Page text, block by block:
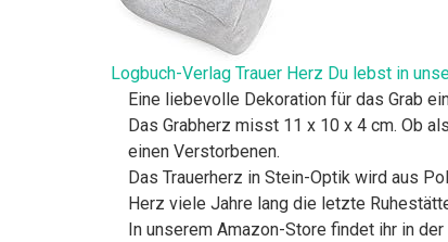
Logbuch-Verlag Trauer Herz Du lebst in
Eine liebevolle Dekoration für das Grab
Das Grabherz misst 11 x 10 x 4 cm. Ob
einen Verstorbenen.
Das Trauerherz in Stein-Optik wird aus
Herz viele Jahre lang die letzte
In unserem Amazon-Store findet ihr in